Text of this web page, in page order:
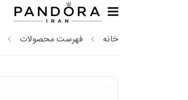
خانه فهرست محصولات